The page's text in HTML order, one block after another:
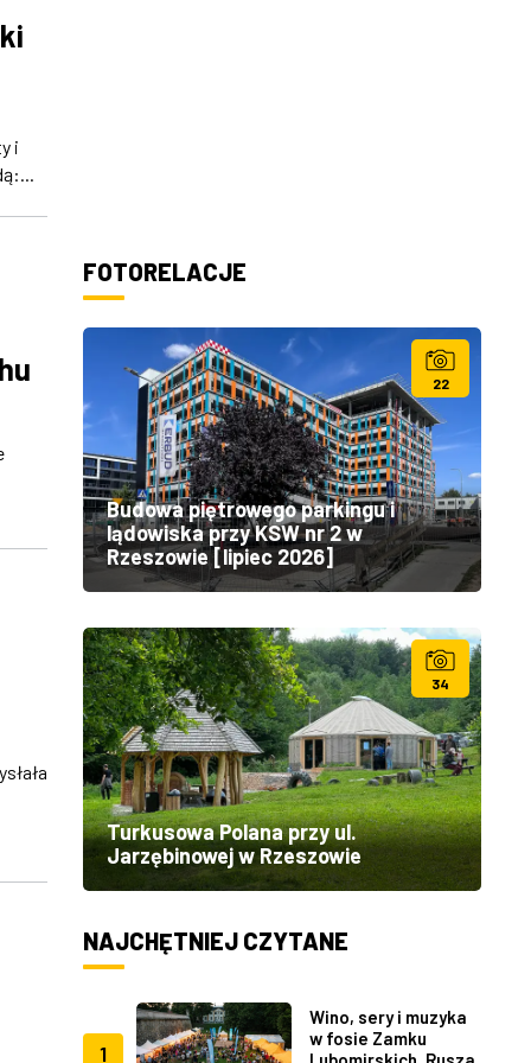
i
FOTORELACJE
22
Budowa piętrowego parkingu i
lądowiska przy KSW nr 2 w
Rzeszowie [lipiec 2026]
34
Turkusowa Polana przy ul.
Jarzębinowej w Rzeszowie
NAJCHĘTNIEJ CZYTANE
1
Wino, sery i muzyka
w fosie Zamku